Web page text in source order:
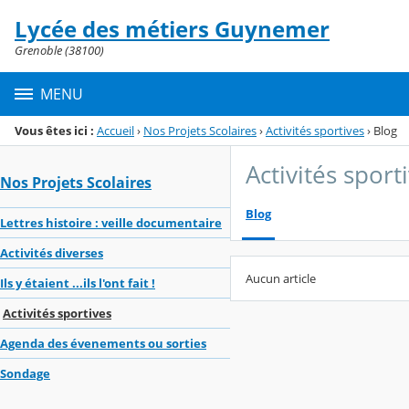
Menu de la rubrique
Contenu
Lycée des métiers Guynemer
Grenoble (38100)
MENU
Vous êtes ici : Accueil› Nos Projets Scolaires›Activités sportives› Blog
Nos Projets Scolaires
Lettres histoire : veille documentaire
Activités diverses
Ils y étaient ...ils l'ont fait !
Activités sportives
Agenda des évenements ou sorties
Sondage
Activités
Blog
Aucun article